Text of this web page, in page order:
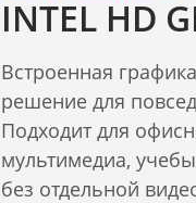
INTEL HD
Встроенная
решение для
Подходит для
мультимедиа,
без отдельной